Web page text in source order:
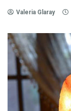
Valeria Glaray